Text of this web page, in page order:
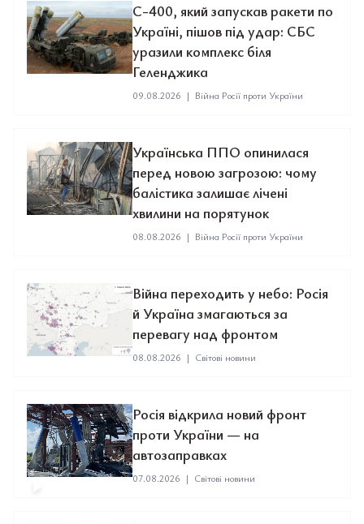
С-400, який запускав ракети по
Україні, пішов під удар: СБС
уразили комплекс біля
Геленджика
09.08.2026 | Війна Росії проти України
Українська ППО опинилася
перед новою загрозою: чому
балістика залишає лічені
хвилини на порятунок
08.08.2026 | Війна Росії проти України
Війна переходить у небо: Росія
й Україна змагаються за
перевагу над фронтом
08.08.2026 | Світові новини
Росія відкрила новий фронт
проти України — на
автозаправках
07.08.2026 | Світові новини